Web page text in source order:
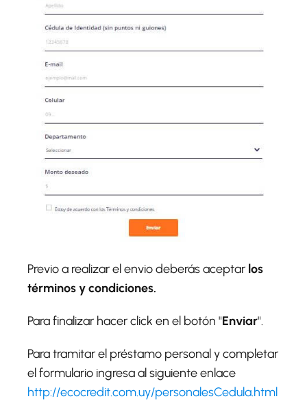
Previo a realizar el envio deberás aceptar los
términos y condiciones.
Para finalizar hacer click en el botón "Enviar".
Para tramitar el préstamo personal y completar
el formulario ingresa al siguiente enlace
http://ecocredit.com.uy/personalesCedula.html